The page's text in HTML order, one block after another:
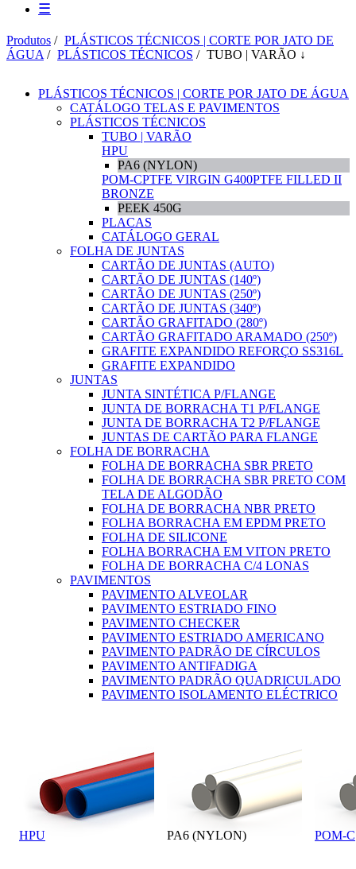
☰
Produtos / PLÁSTICOS TÉCNICOS | CORTE POR JATO DE
ÁGUA / PLÁSTICOS TÉCNICOS / TUBO | VARÃO ↓
PLÁSTICOS TÉCNICOS | CORTE POR JATO DE ÁGUA
CATÁLOGO TELAS E PAVIMENTOS
PLÁSTICOS TÉCNICOS
TUBO | VARÃO
HPU
PA6 (NYLON)
POM-CPTFE VIRGIN G400PTFE FILLED II
BRONZE
PEEK 450G
PLACAS
CATÁLOGO GERAL
FOLHA DE JUNTAS
CARTÃO DE JUNTAS (AUTO)
CARTÃO DE JUNTAS (140º)
CARTÃO DE JUNTAS (250º)
CARTÃO DE JUNTAS (340º)
CARTÃO GRAFITADO (280º)
CARTÃO GRAFITADO ARAMADO (250º)
GRAFITE EXPANDIDO REFORÇO SS316L
GRAFITE EXPANDIDO
JUNTAS
JUNTA SINTÉTICA P/FLANGE
JUNTA DE BORRACHA T1 P/FLANGE
JUNTA DE BORRACHA T2 P/FLANGE
JUNTAS DE CARTÃO PARA FLANGE
FOLHA DE BORRACHA
FOLHA DE BORRACHA SBR PRETO
FOLHA DE BORRACHA SBR PRETO COM
TELA DE ALGODÃO
FOLHA DE BORRACHA NBR PRETO
FOLHA BORRACHA EM EPDM PRETO
FOLHA DE SILICONE
FOLHA BORRACHA EM VITON PRETO
FOLHA DE BORRACHA C/4 LONAS
PAVIMENTOS
PAVIMENTO ALVEOLAR
PAVIMENTO ESTRIADO FINO
PAVIMENTO CHECKER
PAVIMENTO ESTRIADO AMERICANO
PAVIMENTO PADRÃO DE CÍRCULOS
PAVIMENTO ANTIFADIGA
PAVIMENTO PADRÃO QUADRICULADO
PAVIMENTO ISOLAMENTO ELÉCTRICO
HPU PA6 (NYLON) POM-C